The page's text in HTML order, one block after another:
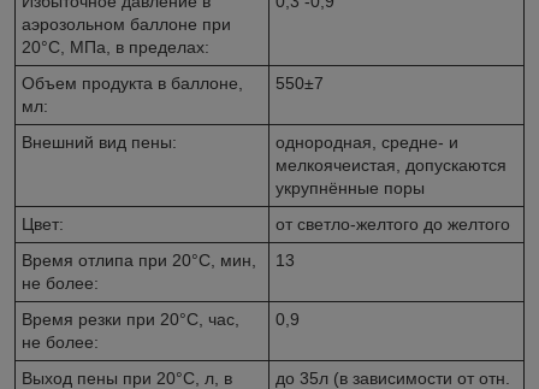
аэрозольном баллоне при
20°C, МПа, в пределах:
Объем продукта в баллоне,
мл:
550±7
Внешний вид пены:
однородная, средне- и
мелкоячеистая, допускаются
укрупнённые поры
Цвет:
от светло-желтого до желтого
Время отлипа при 20°C, мин,
не более:
13
Время резки при 20°C, час,
не более:
0,9
Выход пены при 20°C, л, в
до 35л (в зависимости от отн.